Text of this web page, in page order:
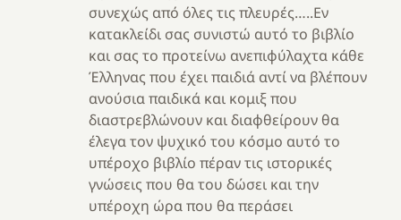
συνεχώς από όλες τις πλευρές…..Εν
κατακλείδι σας συνιστώ αυτό το βιβλίο
και σας το προτείνω ανεπιφύλαχτα κάθε
Έλληνας που έχει παιδιά αντί να βλέπουν
ανούσια παιδικά και κομιξ που
διαστρεβλώνουν και διαφθείρουν θα
έλεγα τον ψυχικό του κόσμο αυτό το
υπέροχο βιβλίο πέραν τις ιστορικές
γνώσεις που θα του δώσει και την
υπέροχη ώρα που θα περάσει